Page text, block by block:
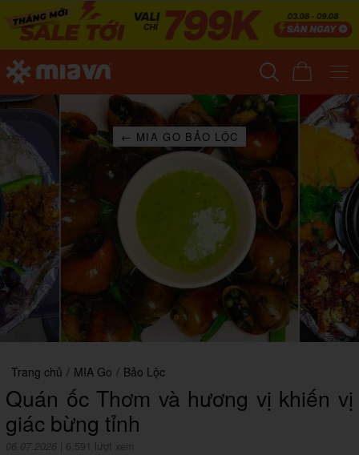
← MIA GO BẢO LỘC
Trang chủ / MIA Go / Bảo Lộc
Quán ốc Thơm và hương vị khiến vị
giác bừng tỉnh
06.07.2026 6,591 lượt xem